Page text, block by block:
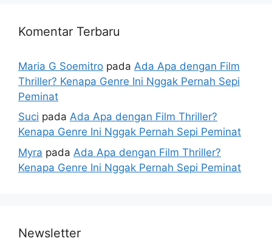
Komentar Terbaru
Maria G Soemitro pada Ada Apa dengan Film
Thriller? Kenapa Genre Ini Nggak Pernah Sepi
Peminat
Suci pada Ada Apa dengan Film Thriller?
Kenapa Genre Ini Nggak Pernah Sepi Peminat
Myra pada Ada Apa dengan Film Thriller?
Kenapa Genre Ini Nggak Pernah Sepi Peminat
Newsletter